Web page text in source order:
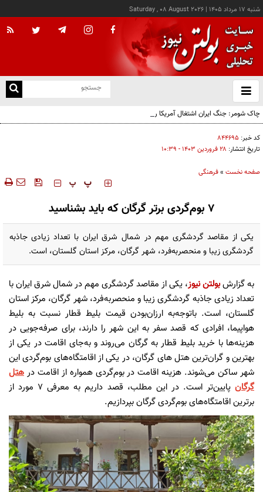
شنبه ۱۷ مرداد ۱۴۰۵ |
Saturday , 08 August 2026
باز
و
چاک شومر: جنگ ایران اشتغال آمریکا را تخریب کرد؛ ترامپ از کدام سیاره آمده؟!
کد خبر: ۸۴۴۶۹۵
تاریخ انتشار: ۲۸ فروردين ۱۴۰۳ - ۱۰:۳۹
صفحه نخست »فرهنگی
‍‍‍ پ پ
7 بوم‌گردی برتر گرگان که باید بشناسید
یکی از مقاصد گردشگری مهم در شمال شرق ایران با تعداد زیادی جاذبه
گردشگری زیبا و منحصربه‌فرد، شهر گرگان، مرکز استان گلستان، است.
به گزارشبولتن نیوز، یکی از مقاصد گردشگری مهم در شمال شرق ایران با
تعداد زیادی جاذبه گردشگری زیبا و منحصربه‌فرد، شهر گرگان، مرکز استان
گلستان، است. با‌توجه‌به ارزان‌بودن قیمت بلیط قطار نسبت به بلیط
هواپیما، افرادی که قصد سفر به این شهر را دارند، برای صرفه‌جویی در
هزینه‌ها با خرید بلیط قطار به گرگان می‌روند و به‌جای اقامت در یکی از
بهترین و گران‌ترین هتل ‌های گرگان، در یکی از اقامتگاه‌های بوم‌گردی‌ این
شهر ساکن می‌شوند. هزینه اقامت در بوم‌گردی همواره از اقامت در هتل
گرگان
پایین‌تر است. در این مطلب، قصد داریم به معرفی 7 مورد از
برترین اقامتگاه‌های بوم‌گردی گرگان بپردازیم.